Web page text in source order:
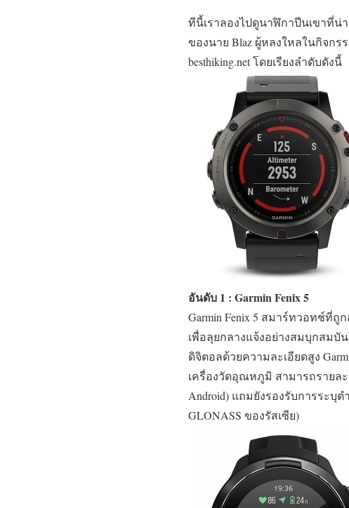
ทีนี้เราลองไปดูนาฬิกาปีนเขาที่น่
ของนาย Blaz ผู้หลงใหลในกิจก
besthiking.net โดยเรียงลำดับดังนี้
อันดับ 1 : Garmin Fenix 5
Garmin Fenix 5 สมาร์ทวอทช์ที่ถู
เพื่อลุยกลางแจ้งอย่างสมบุกสมบั
ดิจิตอลด้วยความละเอียดสูง
เครื่องวัดอุณหภูมิ สามารถรายละ
Android) แถมยังรองรับการระบุ
GLONASS ของรัสเซีย)